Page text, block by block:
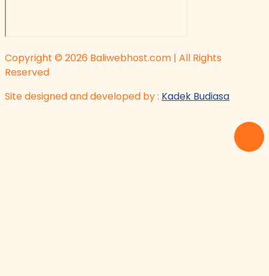
Copyright © 2026 Baliwebhost.com | All Rights
Reserved
Site designed and developed by : Kadek Budiasa